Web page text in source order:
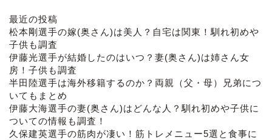
最近の投稿
松本剛選手の嫁(奥さん)は美人？自宅は関東！馴れ初めや
子供も調査
伊藤光選手が結婚したのはいつ？妻(奥さん)は姉さん女
房！子供も調査
半田陸選手は海外移籍するのか？両親（父・母）兄弟につ
いてもまとめ
伊藤大海選手の妻(奥さん)はどんな人？馴れ初めや子供に
ついての情報も調査！
久保建英選手の筋肉が凄い！筋トレメニュー5選と食事に
ホーム